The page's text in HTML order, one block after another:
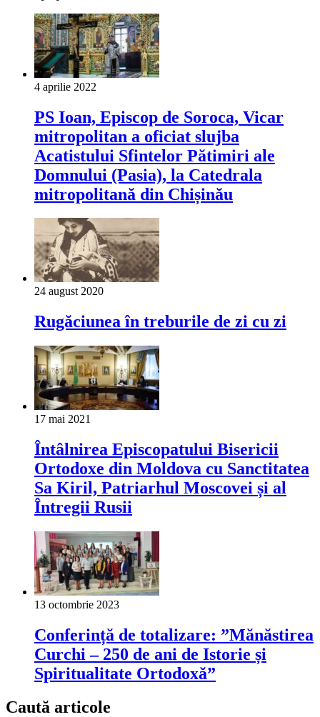
4 aprilie 2022
PS Ioan, Episcop de Soroca, Vicar
mitropolitan a oficiat slujba
Acatistului Sfintelor Pătimiri ale
Domnului (Pasia), la Catedrala
mitropolitană din Chișinău
24 august 2020
Rugăciunea în treburile de zi cu zi
17 mai 2021
Întâlnirea Episcopatului Bisericii
Ortodoxe din Moldova cu Sanctitatea
Sa Kiril, Patriarhul Moscovei și al
Întregii Rusii
13 octombrie 2023
Conferință de totalizare: ”Mănăstirea
Curchi – 250 de ani de Istorie și
Spiritualitate Ortodoxă”
Caută articole